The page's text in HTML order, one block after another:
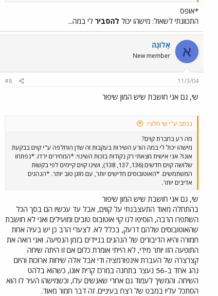
*אופס
התכוונתי לשאול: מישהו יכול להסביר לי במה...
א אָלוֹנָה
New member
11/3/04
#8
שי, גם אני חושבת שיש המון שיפור
נכתב ע"י שי חלצי:
מה רע בחברת קוים?
מישהו יכול לי במה הורע השירות בעקבות זה שדן הוחלפה ע"י קוים בבקעת
אונו? אני אישית מצאתי רק נקודות בזכות השינוי: *המחירים ירדו. *נפתחו
שלושה קוים חדשים (136, 137, 138), ושינו קוים קיימים לפי בקשות
המשתמשים. *האוטובוסים חדישים יותר, עם מזגן טוב יותר. *הנהגים
אדיבים יותר.
שי, גם אני חושבת שיש המון שיפור
בהתחלה מאוד התעצבנתי על קווים, אבל עד עכשיו הם בסך הכל
השתפרו הרבה, הוסיפו לנו קוי אוטובוס טובים ומועילים ואני לא חושבת
שהאוטובוסים שלהם דרעק, בכלל לא. לצערי הרב כן יש בעיה אחת
חמורה והיא הדיבורים של הנהגים בניידים בזמן הנסיעה. ואני רואה את
התופעה הזו יותר מידי, לא הייתי אומרת כלום אם זו היתה שיחה
קצרצרה של העברת אינפורמציה ודי אבל אלה שיחות ארוכות והיום
נהג אחד ב-56 נעצר בתחנה במרכז קרית אונו, כשהוא בלהט
השיחה. והמשיך לעמוד גם אחרי שאנשים עלו, וכשמישהו העיר לו הוא
הסתכל עליו במבט של רצח בעיניים. זה דבר חמור מאוד.